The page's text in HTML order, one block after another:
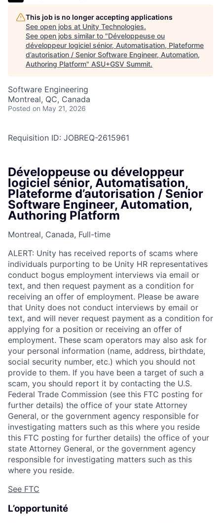
This job is no longer accepting applications
See open jobs at Unity Technologies.
See open jobs similar to "Développeuse ou
développeur logiciel sénior, Automatisation, Plateforme
d’autorisation / Senior Software Engineer, Automation,
Authoring Platform" ASU+GSV Summit.
Software Engineering
Montreal, QC, Canada
Posted on May 21, 2026
Requisition ID: JOBREQ-2615961
Développeuse ou développeur
logiciel sénior, Automatisation,
Plateforme d’autorisation / Senior
Software Engineer, Automation,
Authoring Platform
Montreal, Canada, Full-time
ALERT: Unity has received reports of scams where
individuals purporting to be Unity HR representatives
conduct bogus employment interviews via email or
text, and then request payment as a condition for
receiving an offer of employment. Please be aware
that Unity does not conduct interviews by email or
text, and will never request payment as a condition for
applying for a position or receiving an offer of
employment. These scam operators may also ask for
your personal information (name, address, birthdate,
social security number, etc.) which you should not
provide to them. If you have been a target of such a
scam, you should report it by contacting the U.S.
Federal Trade Commission (see this FTC posting for
further details) the office of your state Attorney
General, or the government agency responsible for
investigating matters such as this where you reside
this FTC posting for further details) the office of your
state Attorney General, or the government agency
responsible for investigating matters such as this
where you reside.
See FTC
L’opportunité